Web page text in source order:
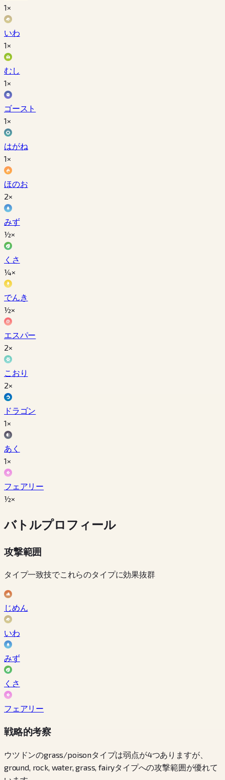
1×
いわ
1×
むし
1×
ゴースト
1×
はがね
1×
ほのお
2×
みず
½×
くさ
¼×
でんき
½×
エスパー
2×
こおり
2×
ドラゴン
1×
あく
1×
フェアリー
½×
バトルプロフィール
攻撃範囲
タイプ一致技でこれらのタイプに効果抜群
じめん
いわ
みず
くさ
フェアリー
戦略的考察
ウツドンのgrass/poisonタイプは弱点が4つありますが、
ground, rock, water, grass, fairyタイプへの攻撃範囲が優れて